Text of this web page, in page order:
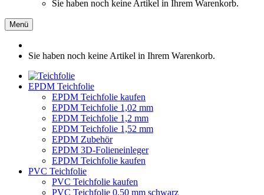
Sie haben noch keine Artikel in Ihrem Warenkorb.
Menü
Sie haben noch keine Artikel in Ihrem Warenkorb.
EPDM Teichfolie
EPDM Teichfolie kaufen
EPDM Teichfolie 1,02 mm
EPDM Teichfolie 1,2 mm
EPDM Teichfolie 1,52 mm
EPDM Zubehör
EPDM 3D-Folieneinleger
EPDM Teichfolie kaufen
PVC Teichfolie
PVC Teichfolie kaufen
PVC Teichfolie 0,50 mm schwarz